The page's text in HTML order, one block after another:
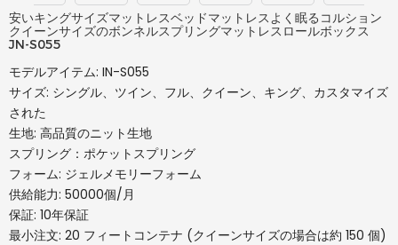
安いキングサイズマットレスベッドマットレスよく眠るコルション
クイーンサイズのボンネルスプリングマットレスロールボックス
JN-S055
モデルアイテム: IN-S055
サイズ: シングル、ツイン、フル、クイーン、キング、カスタマイズ
された
生地: 高品質のニット生地
スプリング：ポケットスプリング
フォーム: ジェルメモリーフォーム
供給能力: 50000個/月
保証: 10年保証
最小注文: 20 フィートコンテナ (クイーンサイズの場合は約 150 個)